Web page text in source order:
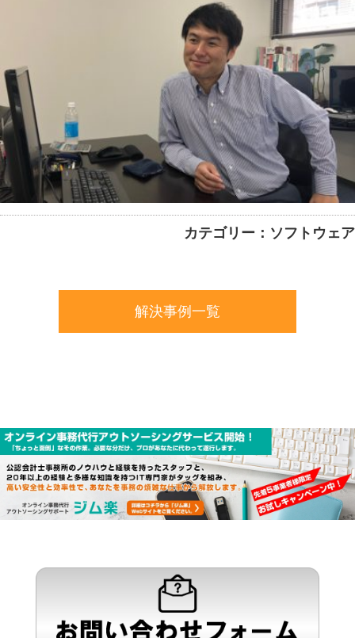
カテゴリー：ソフトウェア
解決事例一覧